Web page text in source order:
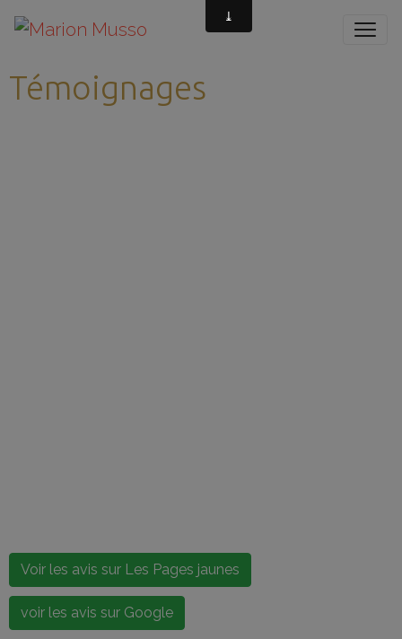
Témoignages
Voir les avis sur Les Pages jaunes
voir les avis sur Google